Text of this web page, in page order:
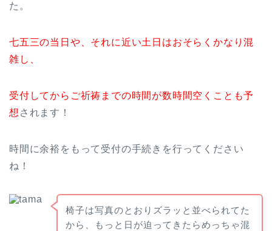
た。
七五三の当日や、それに近い土日はおそらくかなり混
雑し、
受付してからご祈祷までの時間が数時間空くことも予
想 されます！
時間に余裕をもって受付の手続きを行ってください
ね！
椅子は写真のとおりズラッと並べられてた
から、もっと日が迫ってきたらめっちゃ混